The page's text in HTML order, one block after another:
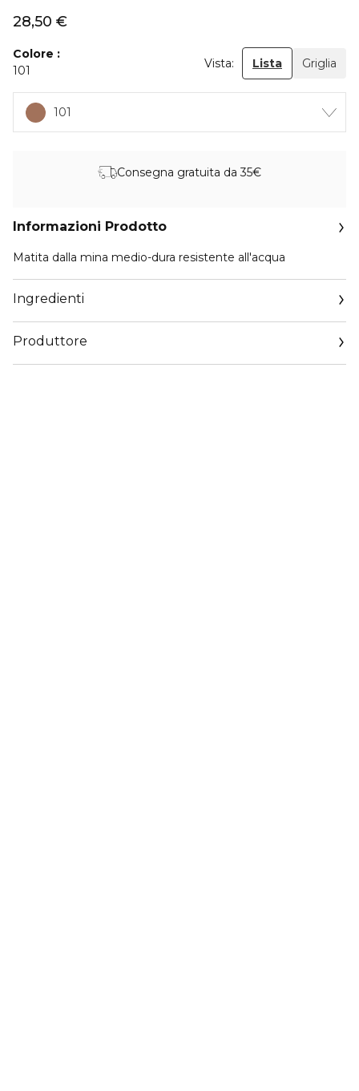
28,50 €
Colore
101
Vista: Lista Griglia
101
Consegna gratuita da 35€
Informazioni Prodotto
Matita dalla mina medio-dura resistente all'acqua
Ingredienti
Produttore